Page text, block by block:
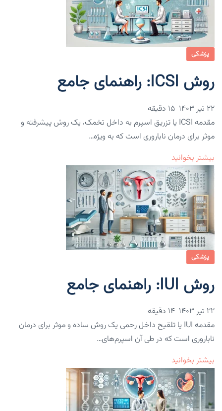
پزشکی
روش ICSI: راهنمای جامع
۲۲ تیر ۱۴۰۳
مقدمه ICSI یا تزریق اسپرم به داخل تخمک، یک روش پیشرفته و
موثر برای درمان ناباروری است که به ویژه…
بیشتر بخوانید
پزشکی
روش IUI: راهنمای جامع
۲۲ تیر ۱۴۰۳
مقدمه IUI یا تلقیح داخل رحمی یک روش ساده و موثر برای درمان
ناباروری است که در طی آن اسپرم‌های…
بیشتر بخوانید